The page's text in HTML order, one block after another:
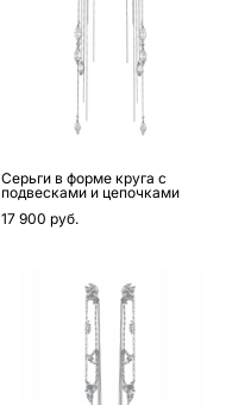
Серьги в форме круга с
подвесками и цепочками
17 900 pуб.